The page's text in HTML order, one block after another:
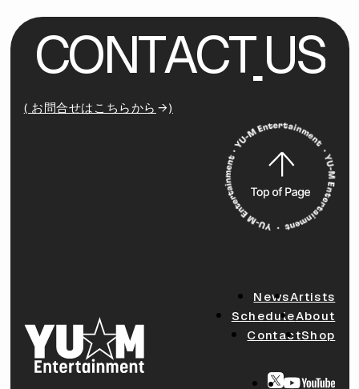
CONTACT US
( お問合せはこちらから )
NewsArtists
ScheduleAbout
ContactShop